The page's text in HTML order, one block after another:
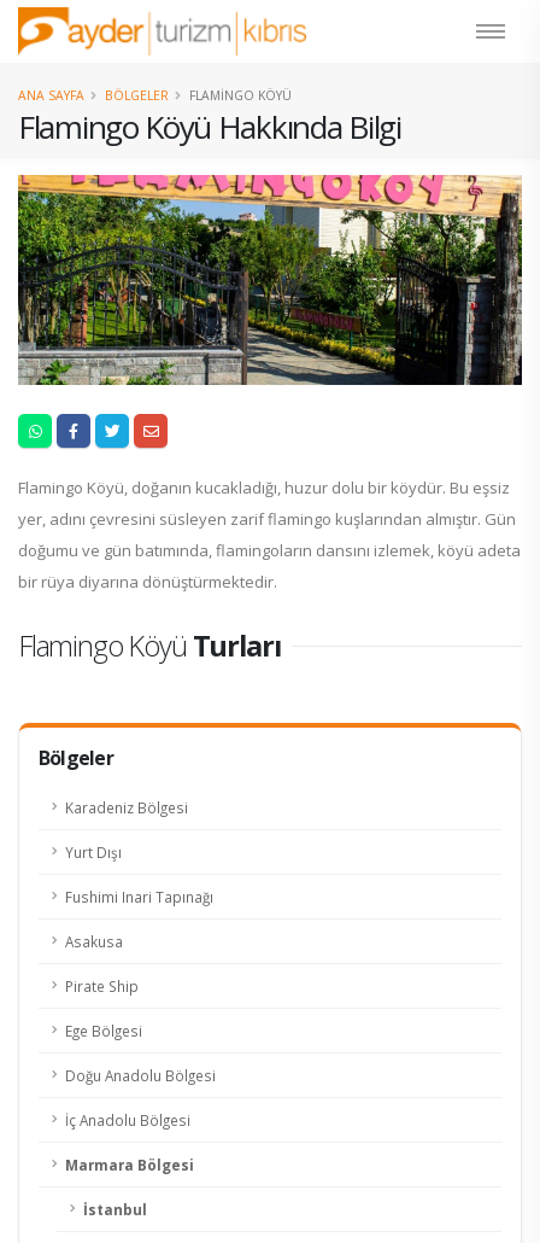
Flamingo Köyü Hakkında Bilgi
ANA SAYFA BÖLGELER FLAMINGO KÖYÜ
Bölgeler
Karadeniz Bölgesi
Yurt Dışı
Fushimi Inari Tapınağı
Asakusa
Pirate Ship
Ege Bölgesi
Doğu Anadolu Bölgesi
İç Anadolu Bölgesi
Marmara Bölgesi
İstanbul
Flamingo Köyü, doğanın kucakladığı, huzur dolu bir köydür. Bu eşsiz
yer, adını çevresini süsleyen zarif flamingo kuşlarından almıştır. Gün
doğumu ve gün batımında, flamingoların dansını izlemek, köyü adeta
bir rüya diyarına dönüştürmektedir.
Flamingo Köyü Turları